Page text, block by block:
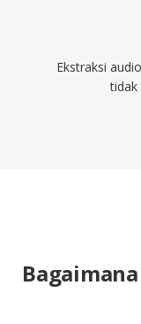
Ekstraksi
tidak